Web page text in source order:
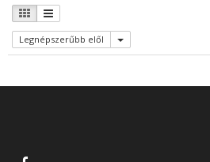
Legnépszerűbb elől